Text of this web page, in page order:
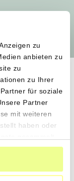
zu
anbieten zu
zu
zu Ihrer
für soziale
Partner
mit weiteren
haben oder